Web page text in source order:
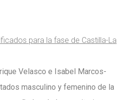
para la fase de Castilla-La
Velasco e Isabel Marcos-
masculino y femenino de la